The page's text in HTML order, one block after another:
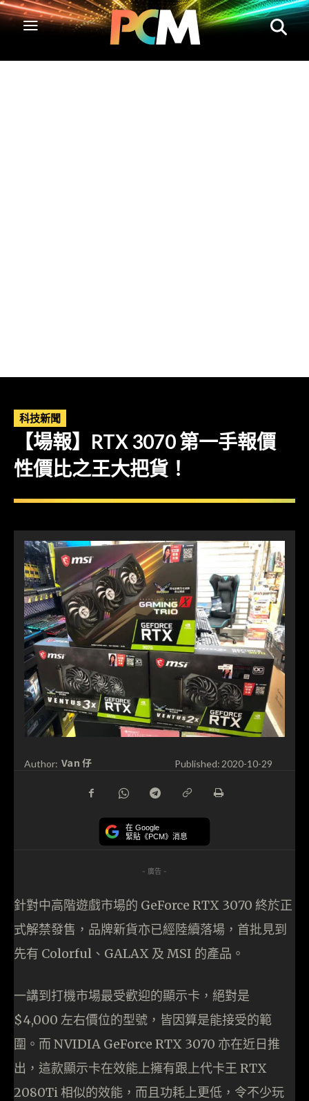
科技新聞
【場報】RTX 3070 第一手報價
性價比之王大把貨！
Author: Van 仔 Published: 2020-10-29
在 Google
緊貼《PCM》消息
- 廣告 -
針對中高階遊戲市場的 GeForce RTX 3070 終於正
式解禁發售，品牌新貨亦已經陸續落場，首批見到
先有 Colorful、GALAX 及 MSI 的產品。
一講到打機市場最受歡迎的顯示卡，絕對是
$4,000 左右價位的型號，皆因算是能接受的範
圍。而 NVIDIA GeForce RTX 3070 亦在近日推
出，這款顯示卡在效能上擁有跟上代卡王 RTX
2080Ti 相似的效能，而且功耗上更低，令不少玩